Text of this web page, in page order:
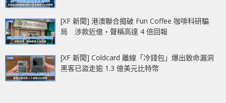
[XF 新聞] 港澳聯合搗破 Fun Coffee 咖啡科研騙
局 涉款近億‧聲稱高達 4 倍回報
[XF 新聞] Coldcard 離線「冷錢包」爆出致命漏洞
黑客已盜走逾 1.3 億美元比特幣